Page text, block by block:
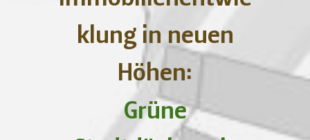
klung in neuen
Höhen:
Grüne